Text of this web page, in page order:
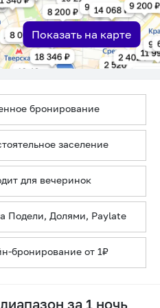
Показать на карте
бронирование
заселение
для вечеринок
Подели, Долями, Paylate
бронирование от 1₽
за 1 ночь